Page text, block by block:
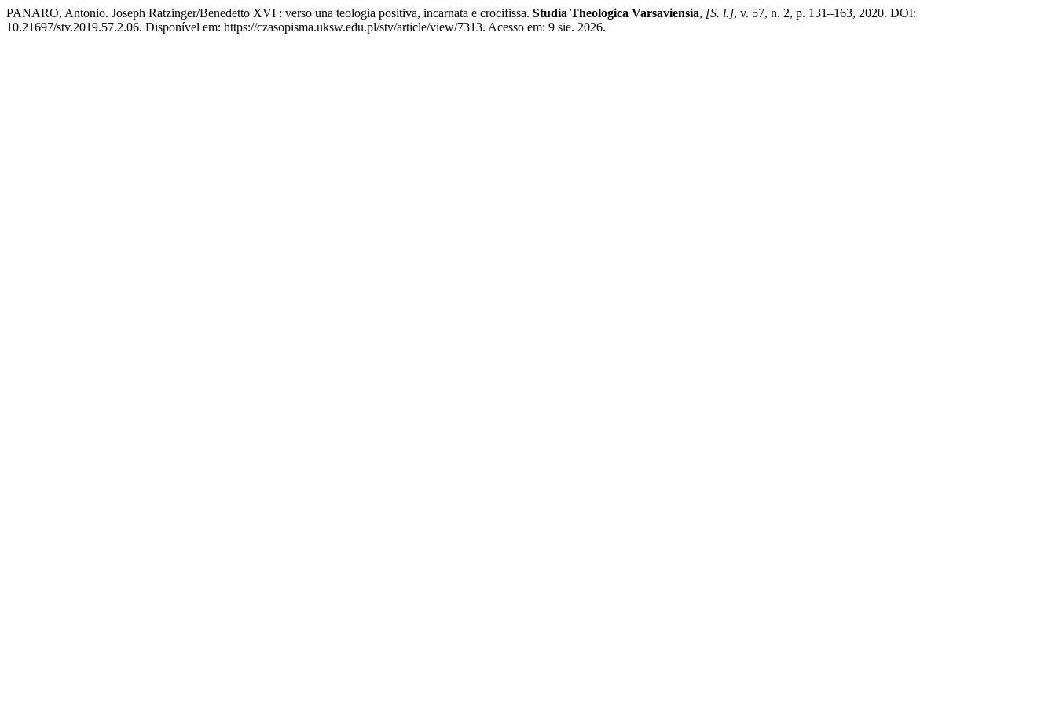
PANARO, Antonio. Joseph Ratzinger/Benedetto XVI : verso una teologia positiva, incarnata e crocifissa. Studia Theologica Varsaviensia, [S. l.], v. 57, n. 2, p. 131–163, 2020. DOI:
10.21697/stv.2019.57.2.06. Disponível em: https://czasopisma.uksw.edu.pl/stv/article/view/7313. Acesso em: 9 sie. 2026.